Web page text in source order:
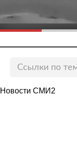
Ссылки по
жителя Усвят
В Пскове нашли
Новости СМИ2